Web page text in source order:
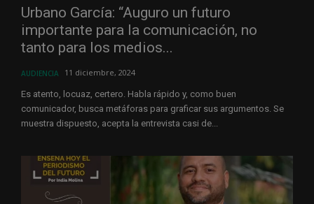
Urbano García: “Auguro un futuro
importante para la comunicación, no
tanto para los medios...
AUDIENCIA 11 diciembre, 2024
Es atento, locuaz, certero. Habla rápido y, como buen
comunicador, busca metáforas para graficar sus argumentos. Se
muestra dispuesto, acepta la entrevista casi de...